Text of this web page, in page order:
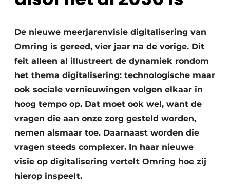
De nieuwe meerjarenvisie digitalisering van
Omring is gereed, vier jaar na de vorige. Dit
feit alleen al illustreert de dynamiek rondom
het thema digitalisering: technologische maar
ook sociale vernieuwingen volgen elkaar in
hoog tempo op. Dat moet ook wel, want de
vragen die aan onze zorg gesteld worden,
nemen alsmaar toe. Daarnaast worden die
vragen steeds complexer. In haar nieuwe
visie op digitalisering vertelt Omring hoe zij
hierop inspeelt.